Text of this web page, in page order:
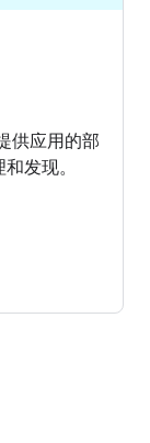
供应用的部
发现。